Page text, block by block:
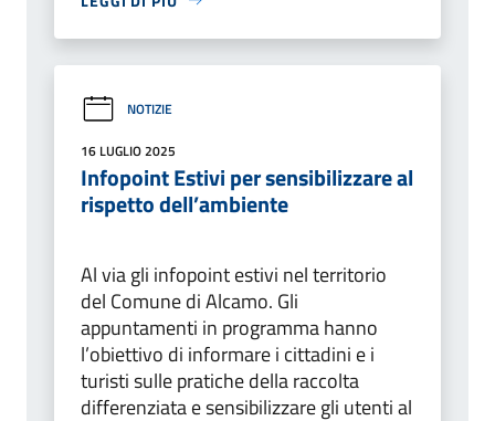
NOTIZIE
16 LUGLIO 2025
Infopoint Estivi per sensibilizzare al
rispetto dell’ambiente
Al via gli infopoint estivi nel territorio
del Comune di Alcamo. Gli
appuntamenti in programma hanno
l’obiettivo di informare i cittadini e i
turisti sulle pratiche della raccolta
differenziata e sensibilizzare gli utenti al